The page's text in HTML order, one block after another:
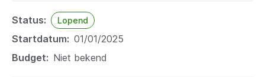
Status Lopend
Startdatum
01/01/2025
Budget
Niet bekend